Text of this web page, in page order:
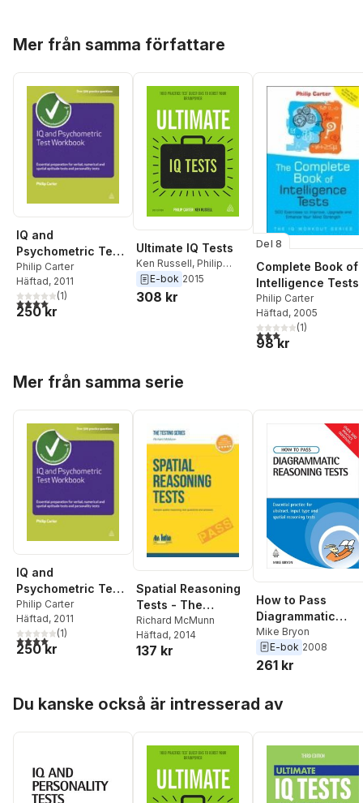
Mer från samma författare
IQ and
Psychometric Test
Workbook
Philip Carter
Häftad, 2011
4,0utav 5 stjärnor. Totalt antal röster:
(1)
250 kr
Ultimate IQ Tests
Ken Russell, Philip
Carter
E-bok 2015
308 kr
Del 8
Complete Book of
Intelligence Tests
Philip Carter
Häftad, 2005
3,0utav 5 stjärnor.
(1)
98 kr
Mer från samma serie
IQ and
Psychometric Test
Workbook
Philip Carter
Häftad, 2011
4,0utav 5 stjärnor. Totalt antal röster:
(1)
250 kr
Spatial Reasoning
Tests - The
Ultimate Guide to
Passing Spatial
Reasoning Tests
Richard McMunn
Häftad, 2014
137 kr
How to Pass
Diagrammatic
Reasoning Tests
Mike Bryon
E-bok 2008
261 kr
Du kanske också är intresserad av